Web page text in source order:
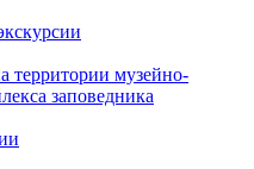
территории музейно-
заповедника